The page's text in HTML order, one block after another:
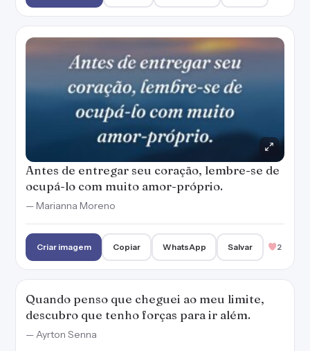
Antes de entregar seu coração, lembre-se de
ocupá-lo com muito amor-próprio.
— Marianna Moreno
Criar imagem Copiar WhatsApp Salvar 2
Quando penso que cheguei ao meu limite,
descubro que tenho forças para ir além.
— Ayrton Senna